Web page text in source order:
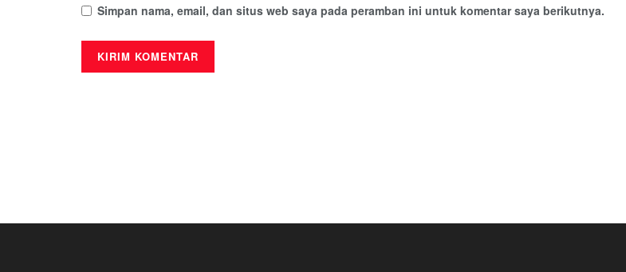
Simpan nama, email, dan situs web saya pada peramban ini untuk komentar saya berikutnya.